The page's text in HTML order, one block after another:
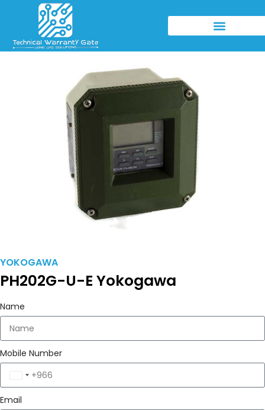
YOKOGAWA
PH202G-U-E Yokogawa
Name
Mobile Number
Saudi
Arabia
+966
Email